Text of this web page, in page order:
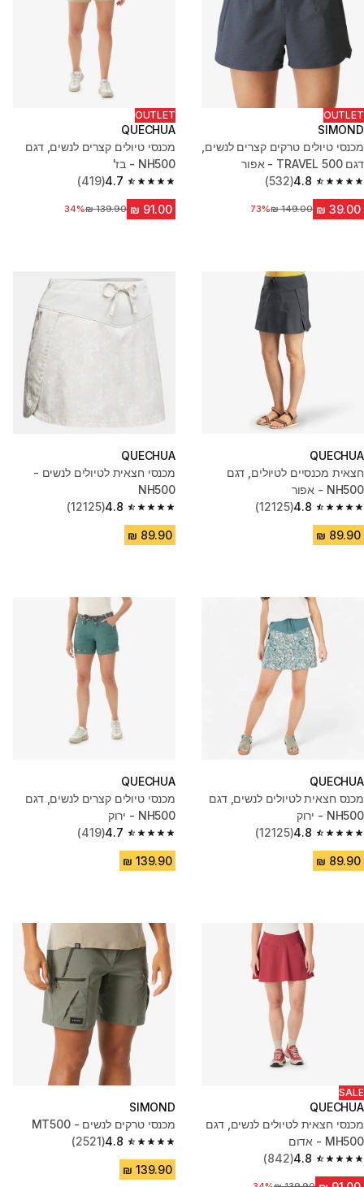
OUTLET
SIMOND
מכנסי טיולים טרקים קצרים לנשים,
דגם TRAVEL 500 - אפור
4.8
4.8 out of 5 stars from 532 reviews
(532)
מחיר לפני הנחה‏149.00 ₪
73%
OUTLET
QUECHUA
מכנסי טיולים קצרים לנשים, דגם
NH500 - בז'
4.7
4.7 out of 5 stars from 419 reviews
(419)
מחיר לפני הנחה‏139.90 ₪
34%
QUECHUA
חצאית מכנסיים לטיולים, דגם
NH500 - אפור
4.8
4.8 out of 5 stars from 12125 reviews
(12125)
QUECHUA
מכנסי חצאית לטיולים לנשים -
NH500
4.8
4.8 out of 5 stars from 12125 reviews
(12125)
QUECHUA
מכנס חצאית לטיולים לנשים, דגם
NH500 - ירוק
4.8
4.8 out of 5 stars from 12125 reviews
(12125)
QUECHUA
מכנסי טיולים קצרים לנשים, דגם
NH500 - ירוק
4.7
4.7 out of 5 stars from 419 reviews
(419)
SALE
QUECHUA
מכנסי חצאית לטיולים לנשים, דגם
MH500 - אדום
4.8
4.8 out of 5 stars from 842 reviews
(842)
SIMOND
מכנסי טרקים לנשים - MT500
4.8
4.8 out of 5 stars from 2521 reviews
(2521)